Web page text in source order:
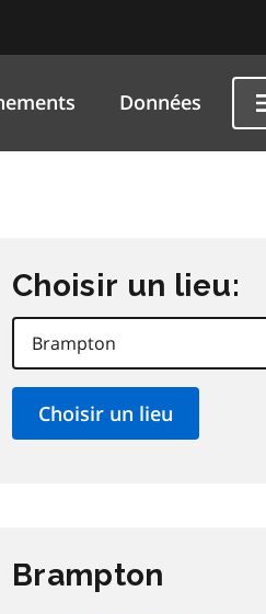
Données
Choisir un lieu:
Brampton